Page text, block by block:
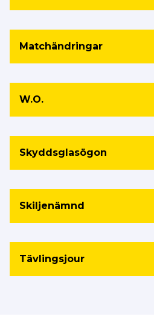
Matchändringar
W.O.
Skyddsglasögon
Skiljenämnd
Tävlingsjour